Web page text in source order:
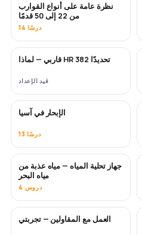
قريبًا
نظرة عامة على أنواع القوارب
من 22 إلى 50 قدمًا
14 درسًا
قريبًا قاربي — لماذا HR 382 تحديدًا
قيد الإعداد
قريبًا
الإبحار في آسيا
13 درسًا
قريبًا
جهاز تحلية المياه — مياه عذبة من
مياه البحر
4 دروس
قريبًا
العمل مع المقاولين — تجربتي